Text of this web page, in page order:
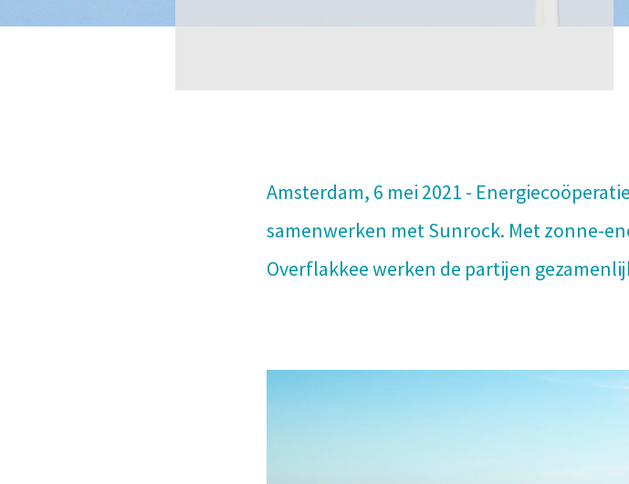
Amsterdam, 6 mei 2021 -
samenwerken met Sunrock. Met zonne-
Overflakkee werken de partijen